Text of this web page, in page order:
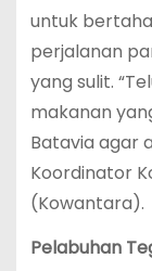
untuk
perjalanan
yang sulit.
makanan
Batavia agar
Koordinator
(Kowantara).
Pelabuhan